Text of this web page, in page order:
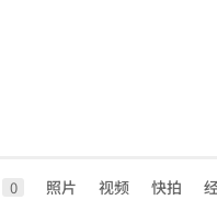
0 照片 视频 快拍